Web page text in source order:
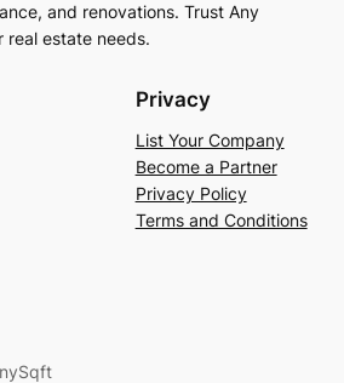
and renovations. Trust Any
real estate needs.
Privacy
List Your Company
Become a Partner
Privacy Policy
Terms and Conditions